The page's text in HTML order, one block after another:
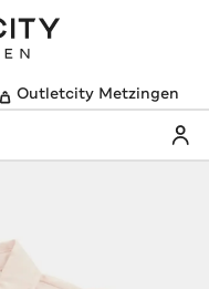
Outletcity Metzingen